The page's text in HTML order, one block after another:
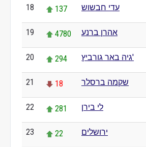
18 137 עדי חבשוש
19 4780 אהרן ברנע
20 294 גיה באר גורביץ'
21 18 שקמה ברסלר
22 281 לי בירן
23 22 ירושלים